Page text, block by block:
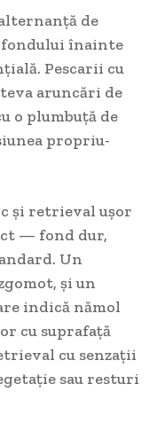
de
înainte
Pescarii cu
aruncări de
o plumbuță de
propriu-
și retrieval ușor
— fond dur,
Un
și un
indică nămol
cu suprafață
cu senzații
sau resturi